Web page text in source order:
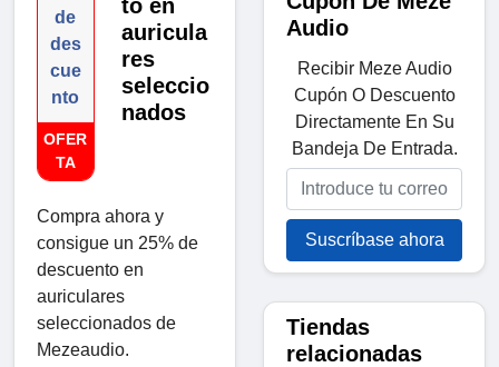
de
des
cue
nto
OFER
TA
to en
auricula
res
seleccio
nados
Compra ahora y
consigue un 25% de
descuento en
auriculares
seleccionados de
Mezeaudio.
Audio
Recibir Meze Audio
Cupón O Descuento
Directamente En Su
Bandeja De Entrada.
Suscríbase ahora
Tiendas
relacionadas